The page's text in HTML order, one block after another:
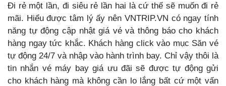
Đi rẻ một lần, đi siêu rẻ lần hai là cứ thế sẽ muốn đi rẻ
mãi. Hiểu được tâm lý ấy nên VNTRIP.VN có ngay tính
năng tự động cập nhật giá vé và thông báo cho khách
hàng ngay tức khắc. Khách hàng click vào mục Săn vé
tự động 24/7 và nhập vào hành trình bay. Chỉ vậy thôi là
tin nhắn vé máy bay giá ưu đãi sẽ được tự động gửi
cho khách hàng mà không cần lo lắng bất cứ một vấn